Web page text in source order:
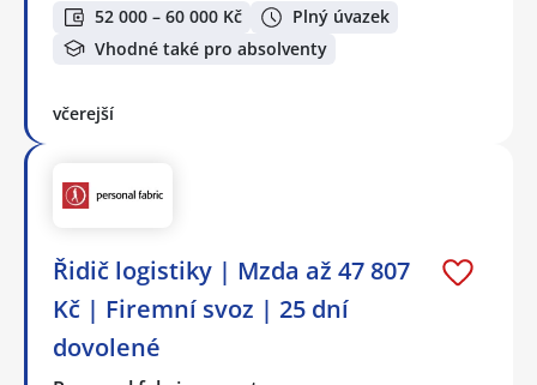
52 000 – 60 000 Kč
Plný úvazek
Vhodné také pro absolventy
včerejší
Řidič logistiky | Mzda až 47 807
Kč | Firemní svoz | 25 dní
dovolené